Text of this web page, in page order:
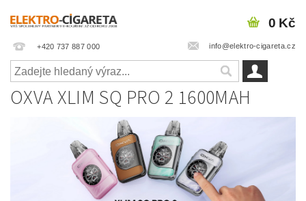
+420 737 887 000 info@elektro-cigareta.cz
0 Kč
OXVA XLIM SQ PRO 2 1600MAH